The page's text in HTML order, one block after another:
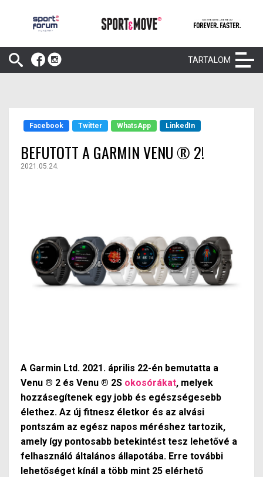
TARTALOM
Facebook Twitter WhatsApp LinkedIn
BEFUTOTT A GARMIN VENU ® 2!
2021.05.24.
A Garmin Ltd. 2021. április 22-én bemutatta a
Venu ® 2 és Venu ® 2S okosórákat, melyek
hozzásegítenek egy jobb és egészségesebb
élethez. Az új fitnesz életkor és az alvási
pontszám az egész napos méréshez tartozik,
amely így pontosabb betekintést tesz lehetővé a
felhasználó általános állapotába. Erre további
lehetőséget kínál a több mint 25 elérhető